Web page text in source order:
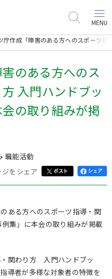
MENU
庁作成「障害のある方へのスポーツ
のある方へのス
入門ハンドブッ
の取り組みが掲
職能活動
ジをシェア
ある方へのスポーツ指導・関
集」に本会の取り組みが掲載
・関わり方 入門ハンドブッ
導者が多様な対象者の特徴を